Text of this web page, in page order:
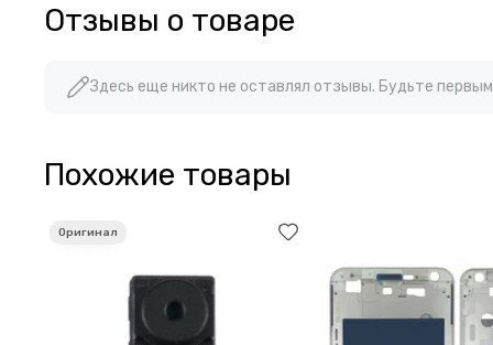
Отзывы о товаре
Здесь еще никто не оставлял отзывы. Будьте
Похожие товары